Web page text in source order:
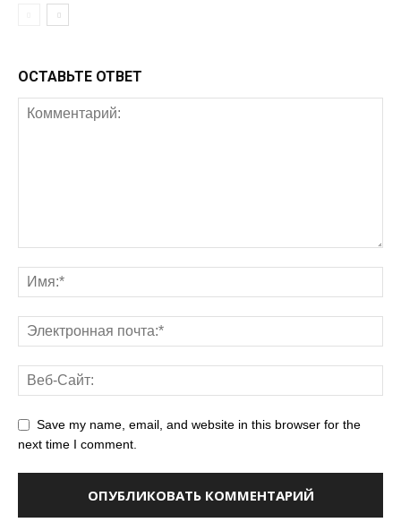
ОСТАВЬТЕ ОТВЕТ
Save my name, email, and website in this browser for the
next time I comment.